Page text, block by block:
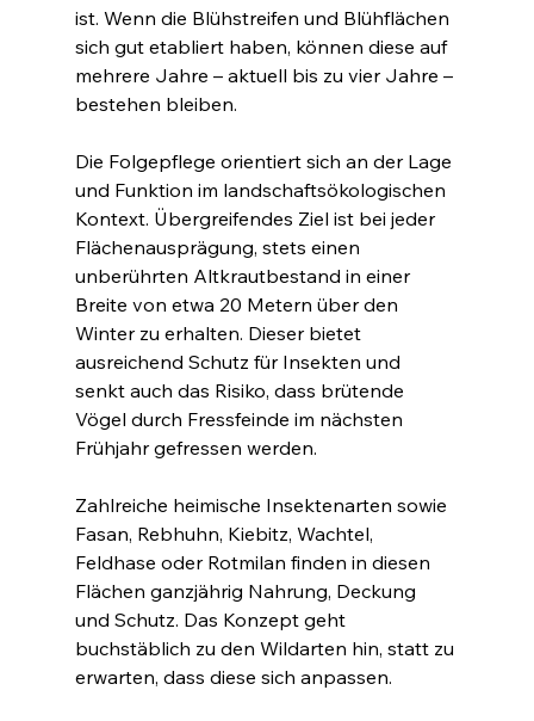
ist. Wenn die Blühstreifen und Blühflächen
sich gut etabliert haben, können diese auf
mehrere Jahre – aktuell bis zu vier Jahre –
bestehen bleiben.
Die Folgepflege orientiert sich an der Lage
und Funktion im landschaftsökologischen
Kontext. Übergreifendes Ziel ist bei jeder
Flächenausprägung, stets einen
unberührten Altkrautbestand in einer
Breite von etwa 20 Metern über den
Winter zu erhalten. Dieser bietet
ausreichend Schutz für Insekten und
senkt auch das Risiko, dass brütende
Vögel durch Fressfeinde im nächsten
Frühjahr gefressen werden.
Zahlreiche heimische Insektenarten sowie
Fasan, Rebhuhn, Kiebitz, Wachtel,
Feldhase oder Rotmilan finden in diesen
Flächen ganzjährig Nahrung, Deckung
und Schutz. Das Konzept geht
buchstäblich zu den Wildarten hin, statt zu
erwarten, dass diese sich anpassen.